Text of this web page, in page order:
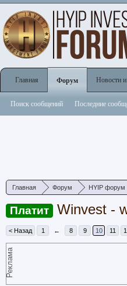
Главная Форум HYIP форум
Платит Winvest -
< Назад 1 ← 8 9 10 11
Реклама
Главная Форум
Поиск сообщений Последние
Новости и